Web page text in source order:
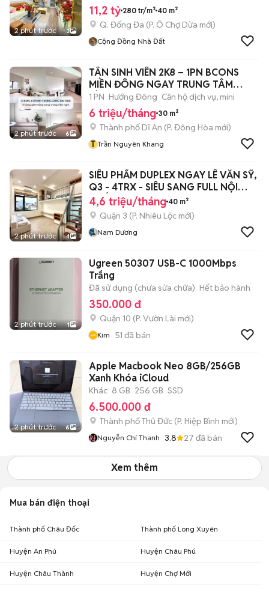
2 phút trước 3
11,2 tỷ 280 tr/m² 40 m²
Q. Đống Đa (P. Ô Chợ Dừa mới)
Cộng Đồng Nhà Đất
2 phút trước 6
TÂN SINH VIÊN 2K8 – 1PN BCONS
MIỀN ĐÔNG NGAY TRUNG TÂM
LÀNG ĐẠI HỌC
1 PN Hướng Đông Căn hộ dịch vụ, mini
6 triệu/tháng 30 m²
Thành phố Dĩ An (P. Đông Hòa mới)
T Trần Nguyên Khang
2 phút trước 4
SIÊU PHẨM DUPLEX NGAY LÊ VĂN SỸ,
Q3 - 4TRX - SIÊU SANG FULL NỘI
THẤT
4,6 triệu/tháng 40 m²
Quận 3 (P. Nhiêu Lộc mới)
Nam Dương
2 phút trước 1
Ugreen 50307 USB-C 1000Mbps
Trắng
Đã sử dụng (chưa sửa chữa) Hết bảo hành
350.000 đ
Quận 10 (P. Vườn Lài mới)
Kim 51 đã bán
2 phút trước 6
Apple Macbook Neo 8GB/256GB
Xanh Khóa iCloud
Khác 8 GB 256 GB SSD
6.500.000 đ
Thành phố Thủ Đức (P. Hiệp Bình mới)
Nguyễn Chí Thanh 3.8 27 đã bán
Xem thêm
Mua bán điện thoại
Thành phố Châu Đốc Thành phố Long Xuyên
Huyện An Phú Huyện Châu Phú
Huyện Châu Thành Huyện Chợ Mới